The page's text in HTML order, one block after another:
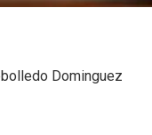
Dominguez